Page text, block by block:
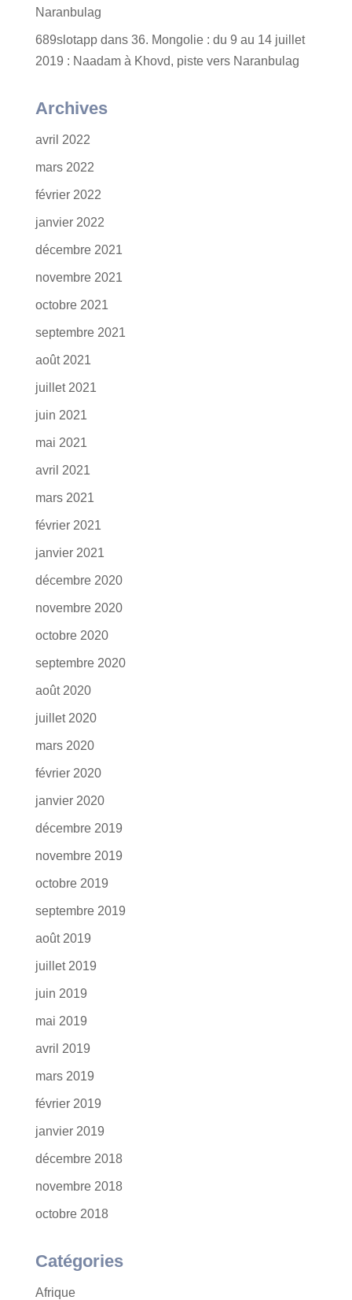
Naranbulag
689slotappdans 36. Mongolie : du 9 au 14 juillet
2019 : Naadam à Khovd, piste vers Naranbulag
Archives
avril 2022
mars 2022
février 2022
janvier 2022
décembre 2021
novembre 2021
octobre 2021
septembre 2021
août 2021
juillet 2021
juin 2021
mai 2021
avril 2021
mars 2021
février 2021
janvier 2021
décembre 2020
novembre 2020
octobre 2020
septembre 2020
août 2020
juillet 2020
mars 2020
février 2020
janvier 2020
décembre 2019
novembre 2019
octobre 2019
septembre 2019
août 2019
juillet 2019
juin 2019
mai 2019
avril 2019
mars 2019
février 2019
janvier 2019
décembre 2018
novembre 2018
octobre 2018
Catégories
Afrique